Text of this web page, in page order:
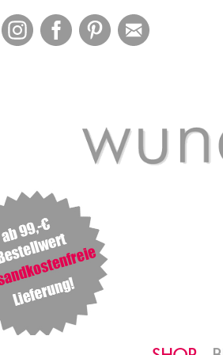
BloglovinInstagramFacebookPinterest